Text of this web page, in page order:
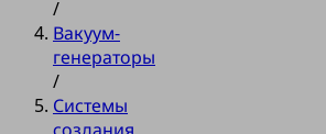
/
Вакуум-
генераторы
/
Системы